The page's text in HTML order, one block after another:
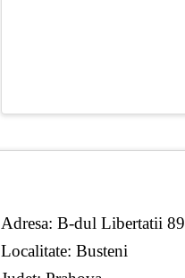
Adresa: B-dul Libertatii 89
Localitate: Busteni